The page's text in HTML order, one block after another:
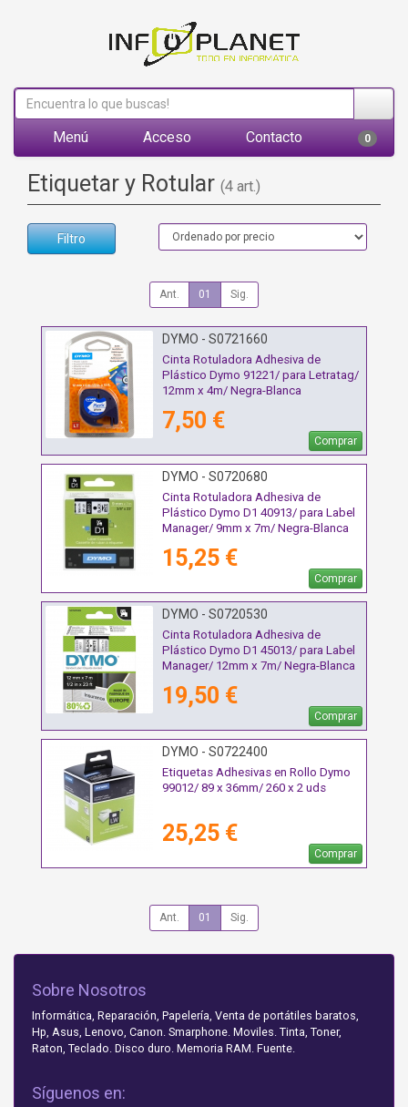
Menú Acceso Contacto 0
Etiquetar y Rotular (4 art.)
Filtro
Ant. 01 Sig.
DYMO - S0721660
Cinta Rotuladora Adhesiva de
Plástico Dymo 91221/ para Letratag/
12mm x 4m/ Negra-Blanca
7,50 €
Comprar
DYMO - S0720680
Cinta Rotuladora Adhesiva de
Plástico Dymo D1 40913/ para Label
Manager/ 9mm x 7m/ Negra-Blanca
15,25 €
Comprar
DYMO - S0720530
Cinta Rotuladora Adhesiva de
Plástico Dymo D1 45013/ para Label
Manager/ 12mm x 7m/ Negra-Blanca
19,50 €
Comprar
DYMO - S0722400
Etiquetas Adhesivas en Rollo Dymo
99012/ 89 x 36mm/ 260 x 2 uds
25,25 €
Comprar
Ant. 01 Sig.
Sobre Nosotros
Informática, Reparación, Papelería, Venta de portátiles baratos,
Hp, Asus, Lenovo, Canon. Smarphone. Moviles. Tinta, Toner,
Raton, Teclado. Disco duro. Memoria RAM. Fuente.
Síguenos en: